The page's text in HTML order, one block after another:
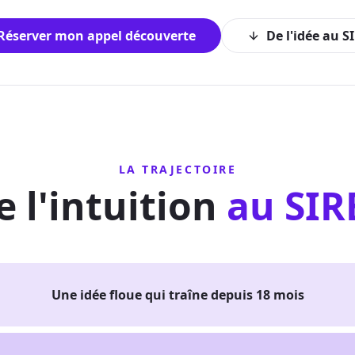
mon appel découverte De l'idée au
LA TRAJECTOIRE
l'intuition au
Une idée floue qui traîne depuis 18 mois